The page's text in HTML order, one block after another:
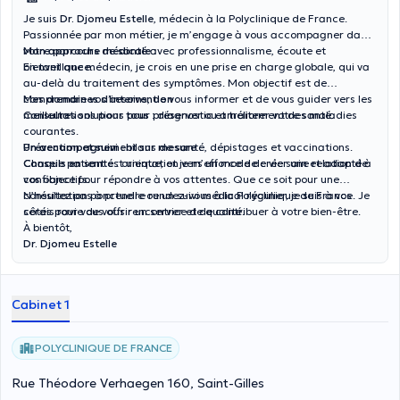
Je suis Dr. Djomeu Estelle, médecin à la Polyclinique de France.
Passionnée par mon métier, je m’engage à vous accompagner dans
votre parcours de santé avec professionnalisme, écoute et
bienveillance.
Mon approche médicale :
En tant que médecin, je crois en une prise en charge globale, qui va
au-delà du traitement des symptômes. Mon objectif est de
comprendre vos besoins, de vous informer et de vous guider vers les
meilleures solutions pour préserver ou améliorer votre santé.
Mes domaines d’intervention :
Consultations pour tous: diagnostic et traitement des maladies
courantes.
Prévention et suivi: bilans de santé, dépistages et vaccinations.
Conseils en santé: orientation vers un mode de vie sain et adapté à
vos objectifs.
Un accompagnement sur mesure :
Chaque patient est unique, et je m’efforce de créer une relation de
confiance pour répondre à vos attentes. Que ce soit pour une
consultation ponctuelle ou un suivi médical régulier, je suis à vos
côtés pour vous offrir un service de qualité.
N’hésitez pas à prendre rendez-vous à la Polyclinique de France. Je
serais ravie de vous rencontrer et de contribuer à votre bien-être.
À bientôt,
Dr. Djomeu Estelle
Cabinet 1
POLYCLINIQUE DE FRANCE
Rue Théodore Verhaegen 160, Saint-Gilles